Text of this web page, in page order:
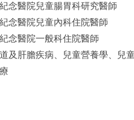
念醫院兒童腸胃科研究醫師
念醫院兒童內科住院醫師
念醫院一般科住院醫師
及肝膽疾病、兒童營養學、兒